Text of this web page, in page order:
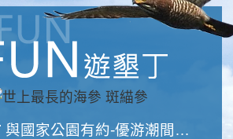
與國家公園有約-優游潮間探險者